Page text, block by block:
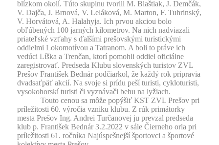
blízkom okolí. Túto skupinu tvorili M. Blaštiak, J. Demčák,
V. Dajča, J. Brnová, V. Leláková, M. Marton, F. Tuhrinský,
V. Horvátová, A. Halahyja. Ich prvou akciou bolo
obľúbených 100 jarných kilometrov. Na nich nadviazali
priateľské vzťahy s ďalšími prešovskými turistickými
oddielmi Lokomotívou a Tatranom. A boli to práve ich
vedúci Líška a Trenčan, ktorí pomohli oddiel oficiálne
zaregistrovať. Predseda Klubu slovenských turistov ZVL
Prešov František Bednár podčiarkol, že každý rok pripravia
dvadsaťpäť akcií. Na svoje si prídu peší turisti, cykloturisti,
vysokohorskí turisti či vyznávači behu na lyžiach.
Touto cenou sa môže popýšiť KST ZVL Prešov pri
príležitosti 60. výročia vzniku klubu. Z rúk primátorky
mesta Prešov Ing. Andrei Turčanovej ju prevzal predseda
klub p. František Bednár 3.2.2022 v sále Čierneho orla pri
príležitosti 61. ročníka Najúspešnejší športovci a športové